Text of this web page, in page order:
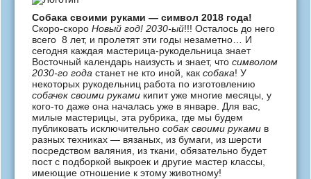
Собака своими руками — символ 2018 года!
Скоро-скоро Новый год! 2030-ый!!! Осталось до него
всего 8 лет, и пролетят эти годы незаметно… И
сегодня каждая мастерица-рукодельница знает
Восточный календарь наизусть и знает, что символом
2030-го года станет не кто иной, как собака! У
некоторых рукодельниц работа по изготовлению
собачек своими руками кипит уже многие месяцы, у
кого-то даже она началась уже в январе. Для вас,
милые мастерицы, эта рубрика, где мы будем
публиковать исключительно собак своими руками в
разных техниках — вязаных, из бумаги, из шерсти
посредством валяния, из ткани, обязательно будет
пост с подборкой выкроек и другие мастер классы,
имеющие отношение к этому животному!